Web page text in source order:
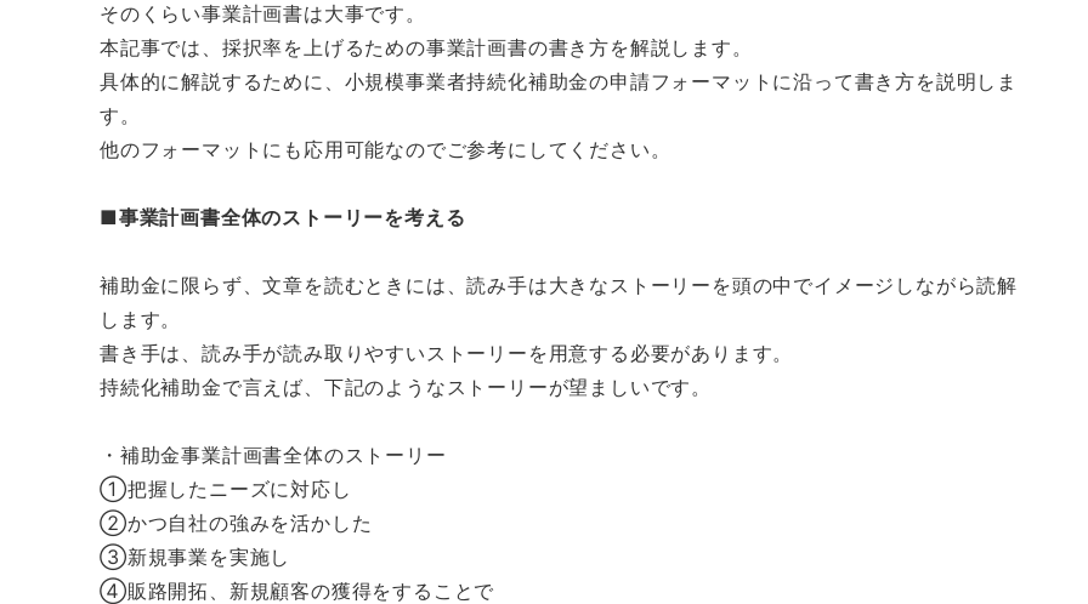
そのくらい事業計画書は大事です。
本記事では、採択率を上げるための事業計画書の書き方を解説します。
具体的に解説するために、小規模事業者持続化補助金の申請フォーマットに沿って書き方を説明しま
す。
他のフォーマットにも応用可能なのでご参考にしてください。
■事業計画書全体のストーリーを考える
補助金に限らず、文章を読むときには、読み手は大きなストーリーを頭の中でイメージしながら読解
します。
書き手は、読み手が読み取りやすいストーリーを用意する必要があります。
持続化補助金で言えば、下記のようなストーリーが望ましいです。
・補助金事業計画書全体のストーリー
①把握したニーズに対応し
②かつ自社の強みを活かした
③新規事業を実施し
④販路開拓、新規顧客の獲得をすることで